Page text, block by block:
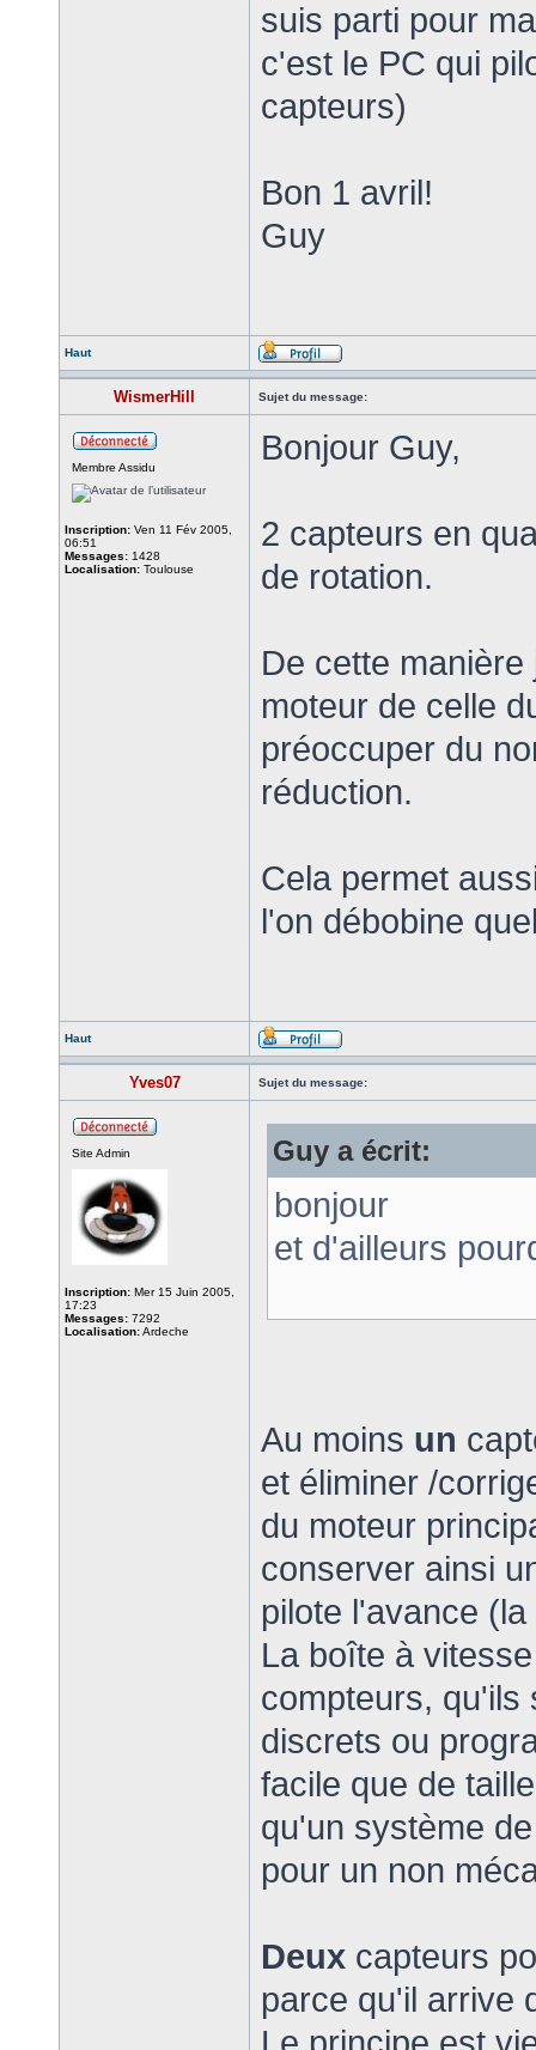
suis parti pour
c'est le PC qui
capteurs)
Bon 1 avril!
Guy
Haut
WismerHill Sujet du message:
Membre Assidu
Inscription: Ven 11 Fév 2005,
06:51
Messages: 1428
Localisation: Toulouse
Bonjour Guy,
2 capteurs en
de rotation.
De cette
moteur de celle
préoccuper du
réduction.
Cela permet
l'on débobine
Haut
Yves07 Sujet du message:
Site Admin
Inscription: Mer 15 Juin 2005,
17:23
Messages: 7292
Localisation:Ardeche
Guy a écrit:
bonjour
et d'ailleurs
Au moins un
et éliminer /
du moteur
conserver ainsi
pilote l'avance
La boîte à
compteurs, qu'ils
discrets ou
facile que de
qu'un système
pour un non
Deux capteurs
parce qu'il arrive